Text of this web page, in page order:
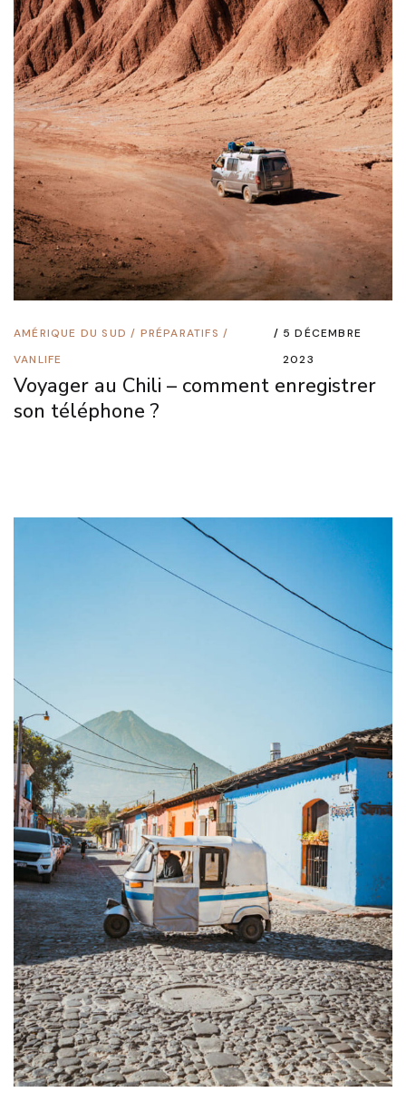
AMÉRIQUE DU SUD / PRÉPARATIFS /
VANLIFE
5 DÉCEMBRE
2023
Voyager au Chili – comment enregistrer
son téléphone ?